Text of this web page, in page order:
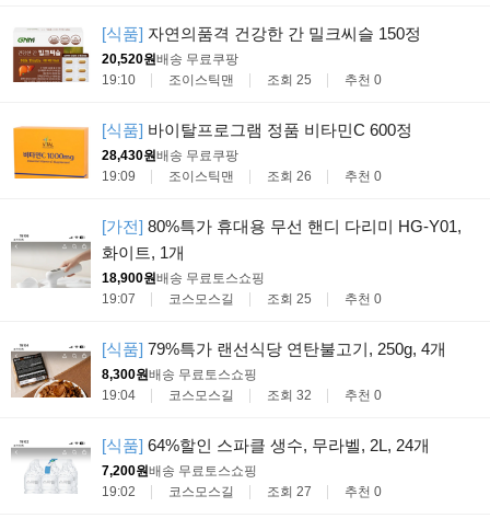
[식품] 자연의품격 건강한 간 밀크씨슬 150정
20,520원배송 무료쿠팡
19:10
조이스틱맨 조회 25 추천 0
[식품] 바이탈프로그램 정품 비타민C 600정
28,430원배송 무료쿠팡
19:09
조이스틱맨 조회 26 추천 0
[가전] 80%특가 휴대용 무선 핸디 다리미 HG-Y01,
화이트, 1개
18,900원배송 무료토스쇼핑
19:07
코스모스길 조회 25 추천 0
[식품] 79%특가 랜선식당 연탄불고기, 250g, 4개
8,300원배송 무료토스쇼핑
19:04
코스모스길 조회 32 추천 0
[식품] 64%할인 스파클 생수, 무라벨, 2L, 24개
7,200원배송 무료토스쇼핑
19:02
코스모스길 조회 27 추천 0